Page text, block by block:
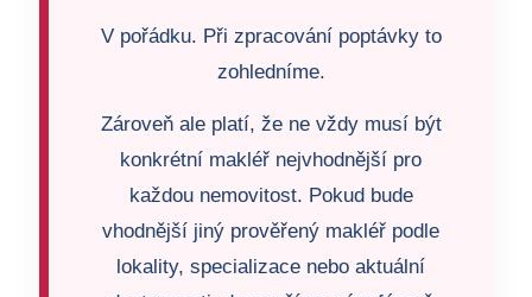
V pořádku. Při zpracování poptávky to
zohledníme.
Zároveň ale platí, že ne vždy musí být
konkrétní makléř nejvhodnější pro
každou nemovitost. Pokud bude
vhodnější jiný prověřený makléř podle
lokality, specializace nebo aktuální